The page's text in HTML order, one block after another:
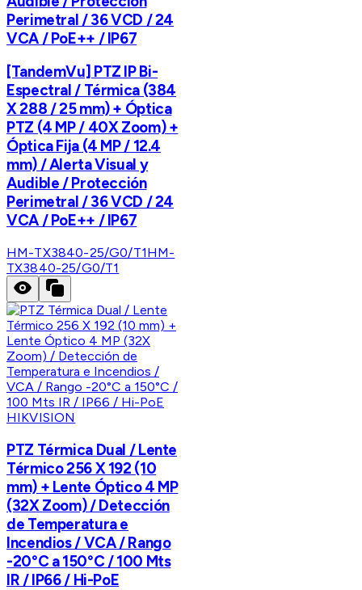
Perimetral / 36 VCD / 24
VCA / PoE++ / IP67
[TandemVu] PTZ IP Bi-
Espectral / Térmica (384
X 288 / 25 mm) + Óptica
PTZ (4 MP / 40X Zoom) +
Óptica Fija (4 MP / 12.4
mm) / Alerta Visual y
Audible / Protección
Perimetral / 36 VCD / 24
VCA / PoE++ / IP67
HM-TX3840-25/G0/T1HM-
TX3840-25/G0/T1
HIKVISION
PTZ Térmica Dual / Lente
Térmico 256 X 192 (10
mm) + Lente Óptico 4 MP
(32X Zoom) / Detección
de Temperatura e
Incendios / VCA / Rango
-20°C a 150°C / 100 Mts
IR / IP66 / Hi-PoE